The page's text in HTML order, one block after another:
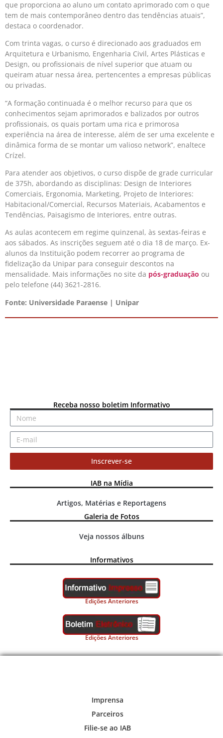
que proporciona ao aluno um contato aprimorado com o que
tem de mais contemporâneo dentro das tendências atuais”,
destaca o coordenador.
Com trinta vagas, o curso é direcionado aos graduados em
Arquitetura e Urbanismo, Engenharia Civil, Artes Plásticas e
Design, ou profissionais de nível superior que atuam ou
queiram atuar nessa área, pertencentes a empresas públicas
ou privadas.
“A formação continuada é o melhor recurso para que os
conhecimentos sejam aprimorados e balizados por outros
profissionais, os quais portam uma rica e primorosa
experiência na área de interesse, além de ser uma excelente e
dinâmica forma de se montar um valioso network”, enaltece
Crízel.
Para atender aos objetivos, o curso dispõe de grade curricular
de 375h, abordando as disciplinas: Design de Interiores
Comerciais, Ergonomia, Marketing, Projeto de Interiores:
Habitacional/Comercial, Recursos Materiais, Acabamentos e
Tendências, Paisagismo de Interiores, entre outras.
As aulas acontecem em regime quinzenal, às sextas-feiras e
aos sábados. As inscrições seguem até o dia 18 de março. Ex-
alunos da Instituição podem recorrer ao programa de
fidelização da Unipar para conseguir descontos na
mensalidade. Mais informações no site da pós-graduação ou
pelo telefone (44) 3621-2816.
Fonte: Universidade Paraense | Unipar
Receba nosso boletim Informativo
Inscrever-se
IAB na Mídia
Artigos, Matérias e Reportagens
Galeria de Fotos
Veja nossos álbuns
Informativos
Edições Anteriores
Edições Anteriores
Imprensa
Parceiros
Filie-se ao IAB